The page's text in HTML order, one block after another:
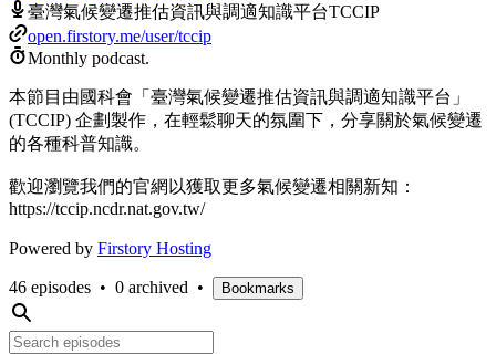
臺灣氣候變遷推估資訊與調適知識平台TCCIP
open.firstory.me/user/tccip
Monthly podcast.
本節目由國科會「臺灣氣候變遷推估資訊與調適知識平台」
(TCCIP) 企劃製作，在輕鬆聊天的氛圍下，分享關於氣候變遷
的各種科普知識。
歡迎瀏覽我們的官網以獲取更多氣候變遷相關新知：
https://tccip.ncdr.nat.gov.tw/
Powered by Firstory Hosting
46 episodes • 0 archived • Bookmarks